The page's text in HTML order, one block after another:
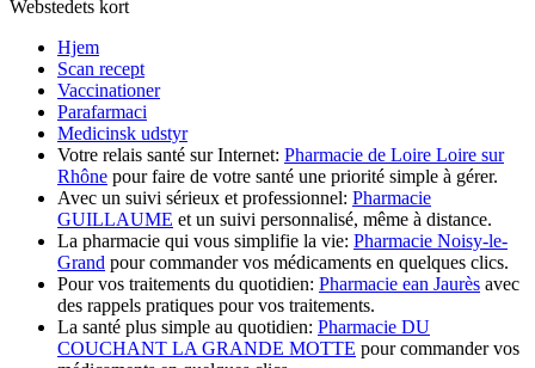
Webstedets kort
Hjem
Scan recept
Vaccinationer
Parafarmaci
Medicinsk udstyr
Votre relais santé sur Internet: Pharmacie de Loire Loire sur
Rhône pour faire de votre santé une priorité simple à gérer.
Avec un suivi sérieux et professionnel: Pharmacie
GUILLAUME et un suivi personnalisé, même à distance.
La pharmacie qui vous simplifie la vie: Pharmacie Noisy-le-
Grand pour commander vos médicaments en quelques clics.
Pour vos traitements du quotidien: Pharmacie ean Jaurès avec
des rappels pratiques pour vos traitements.
La santé plus simple au quotidien: Pharmacie DU
COUCHANT LA GRANDE MOTTE pour commander vos